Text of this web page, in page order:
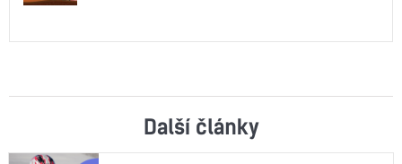
Další články